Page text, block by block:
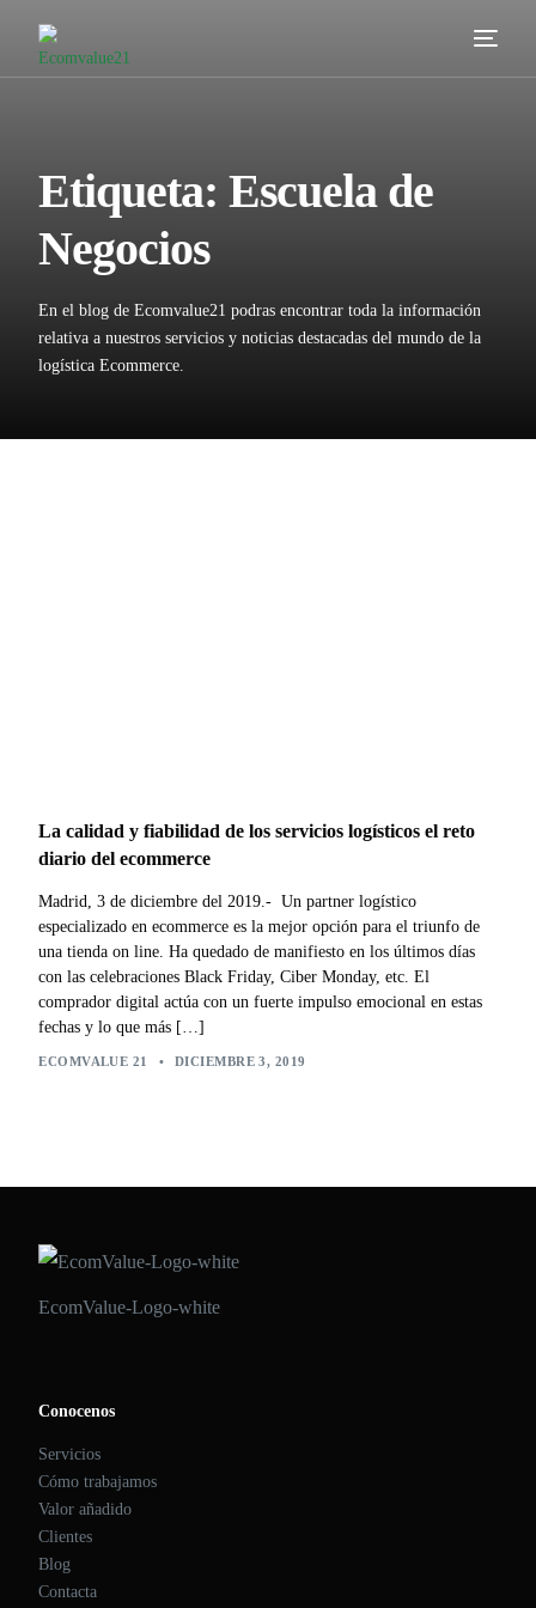
Etiqueta: Escuela de
Negocios
En el blog de Ecomvalue21 podras encontrar toda la información
relativa a nuestros servicios y noticias destacadas del mundo de la
logística Ecommerce.
La calidad y fiabilidad de los servicios logísticos el reto
diario del ecommerce
Madrid, 3 de diciembre del 2019.- Un partner logístico
especializado en ecommerce es la mejor opción para el triunfo de
una tienda on line. Ha quedado de manifiesto en los últimos días
con las celebraciones Black Friday, Ciber Monday, etc. El
comprador digital actúa con un fuerte impulso emocional en estas
fechas y lo que más […]
ECOMVALUE 21 • DICIEMBRE 3, 2019
EcomValue-Logo-white
Conocenos
Servicios
Cómo trabajamos
Valor añadido
Clientes
Blog
Contacta
Valor añadido
Clientes
Blog